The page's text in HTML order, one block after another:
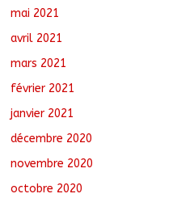
mai 2021
avril 2021
mars 2021
février 2021
janvier 2021
décembre 2020
novembre 2020
octobre 2020